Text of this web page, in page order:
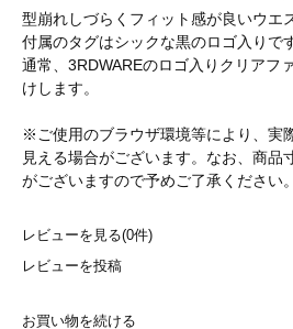
型崩れしづらくフィット感が良いウエ
付属のタグはシックな黒のロゴ入りです
通常、3RDWAREのロゴ入りクリアフ
けします。
※ご使用のブラウザ環境等により、実
見える場合がございます。なお、商品
がございますので予めご了承ください。
レビューを見る(0件)
レビューを投稿
お買い物を続ける